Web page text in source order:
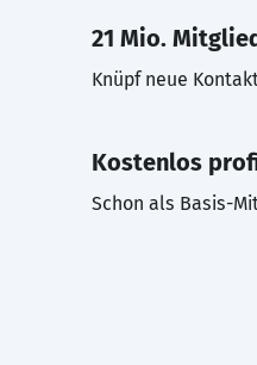
21 Mio.
Knüpf neue
Kostenlos
Schon als Basis-